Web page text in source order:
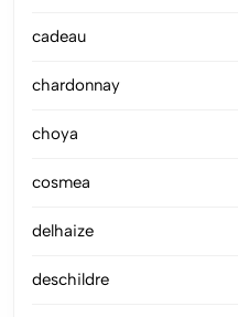
cadeau
chardonnay
choya
cosmea
delhaize
deschildre